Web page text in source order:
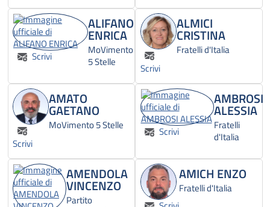
Scrivi
ALIFANO
ENRICA
MoVimento
5 Stelle
Scrivi
ALMICI
CRISTINA
Fratelli d'Italia
Scrivi
AMATO
GAETANO
MoVimento 5 Stelle Scrivi
AMBROSI
ALESSIA
Fratelli
d'Italia
AMENDOLA
VINCENZO
Partito
AMICH ENZO
Fratelli d'Italia